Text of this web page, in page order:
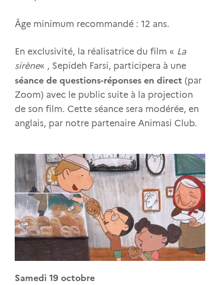
Âge minimum recommandé : 12 ans.
En exclusivité, la réalisatrice du film « La
sirène« , Sepideh Farsi, participera à une
séance de questions-réponses en direct (par
Zoom) avec le public suite à la projection
de son film. Cette séance sera modérée, en
anglais, par notre partenaire Animasi Club.
Samedi 19 octobre